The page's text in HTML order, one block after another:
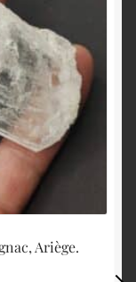
Ariège.